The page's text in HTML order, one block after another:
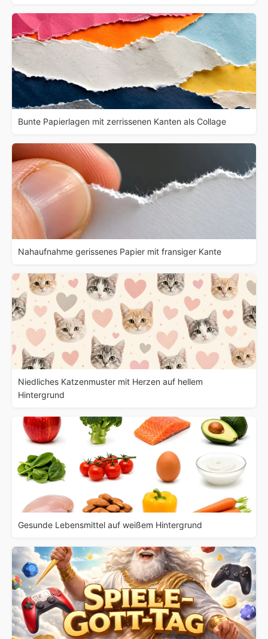
Bunte Papierlagen mit zerrissenen Kanten als Collage
Nahaufnahme gerissenes Papier mit fransiger Kante
Niedliches Katzenmuster mit Herzen auf hellem
Hintergrund
Gesunde Lebensmittel auf weißem Hintergrund